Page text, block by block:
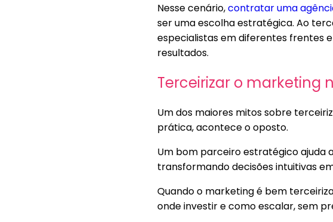
Nesse cenário,contratar uma
ser uma escolha estratégica. Ao
especialistas em diferentes frentes
resultados.
Terceirizar o marketing
Um dos maiores mitos sobre
prática, acontece o oposto.
Um bom parceiro estratégico ajuda
transformando decisões intuitivas
Quando o marketing é bem
onde investir e como escalar, sem